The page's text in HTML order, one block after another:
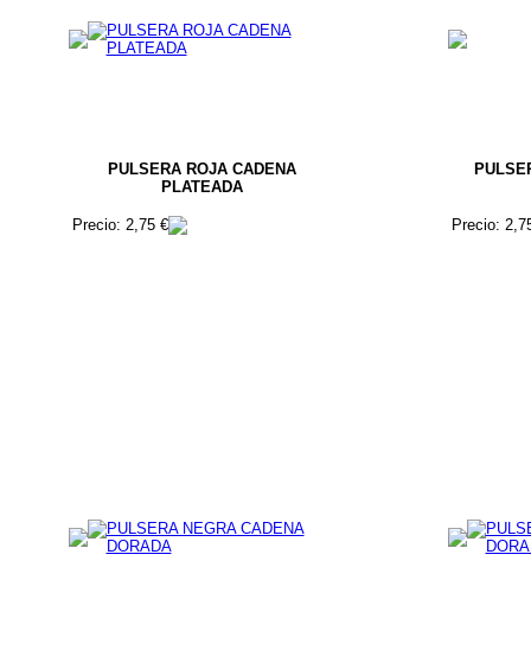
PULSERA ROJA CADENA
PLATEADA
Precio: 2,75 € Precio: